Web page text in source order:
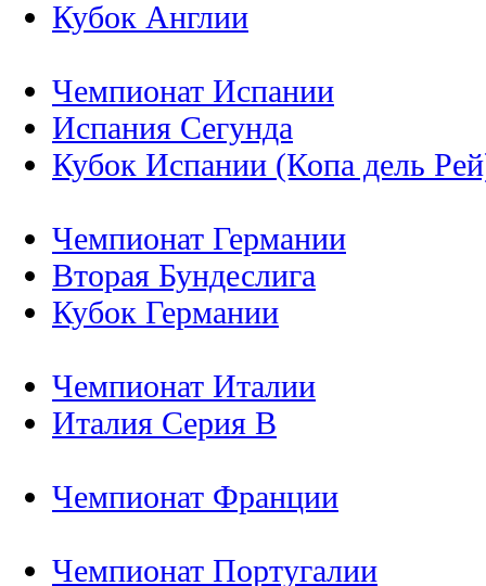
Кубок Англии
Чемпионат Испании
Испания Сегунда
Кубок Испании (Копа дель
Чемпионат Германии
Вторая Бундеслига
Кубок Германии
Чемпионат Италии
Италия Серия B
Чемпионат Франции
Чемпионат Португалии